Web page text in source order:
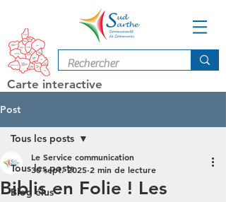
Carte interactive
Post
Tous les posts
Blog élus
Tous les posts
Biblis en Folie ! Les
Le Service communication
30 sept. 2025 2 min de lecture